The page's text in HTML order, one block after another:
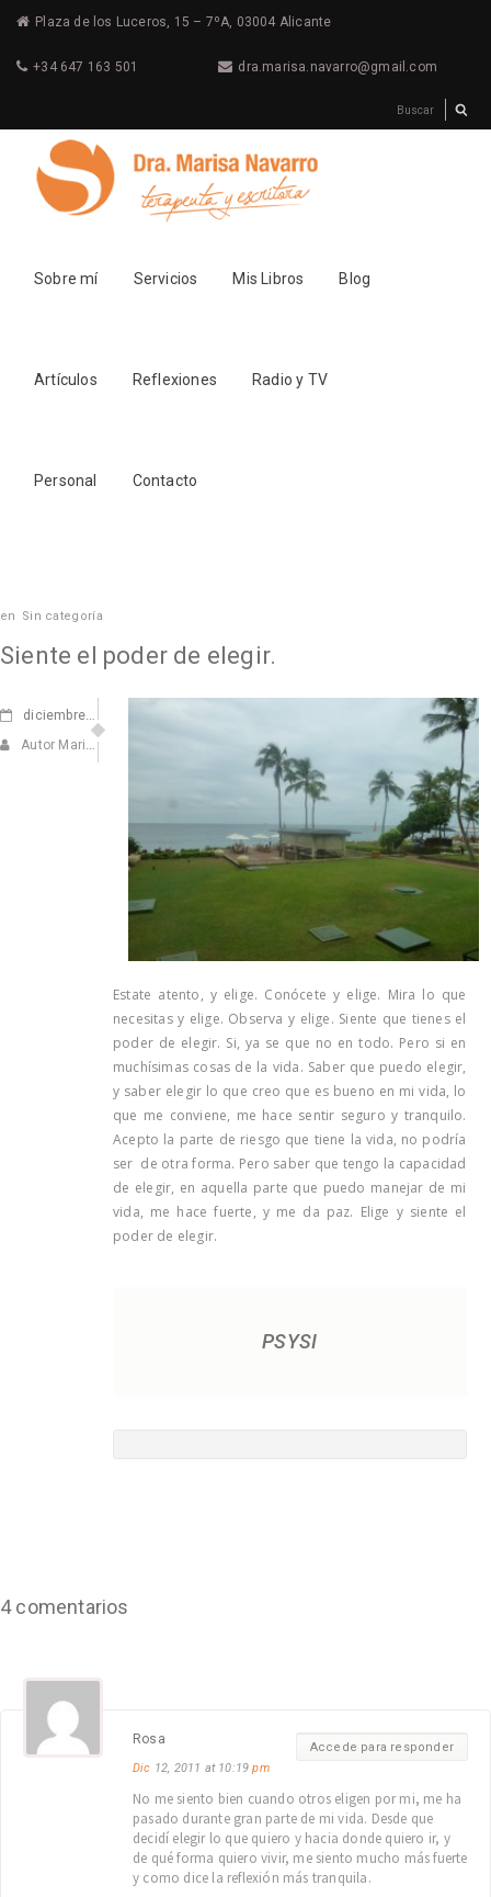
Plaza de los Luceros, 15 – 7ºA, 03004 Alicante
+34 647 163 501 dra.marisa.navarro@gmail.com
Sobre mí Servicios Mis Libros Blog
Artículos Reflexiones Radio y TV
Personal Contacto
en Sin categoría
Siente el poder de elegir.
diciembre12, 2011
Autor Marisa Navarro
Estate atento, y elige. Conócete y elige. Mira lo que
necesitas y elige. Observa y elige. Siente que tienes el
poder de elegir. Si, ya se que no en todo. Pero si en
muchísimas cosas de la vida. Saber que puedo elegir,
y saber elegir lo que creo que es bueno en mi vida, lo
que me conviene, me hace sentir seguro y tranquilo.
Acepto la parte de riesgo que tiene la vida, no podría
ser de otra forma. Pero saber que tengo la capacidad
de elegir, en aquella parte que puedo manejar de mi
vida, me hace fuerte, y me da paz. Elige y siente el
poder de elegir.
PSYSI
4 comentarios
Accede para responder
Rosa
Dic 12, 2011 at 10:19pm
No me siento bien cuando otros eligen por mi, me ha
pasado durante gran parte de mi vida. Desde que
decidí elegir lo que quiero y hacia donde quiero ir, y
de qué forma quiero vivir, me siento mucho más fuerte
y como dice la reflexión más tranquila.